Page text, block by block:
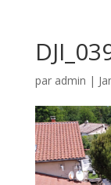
par admin |